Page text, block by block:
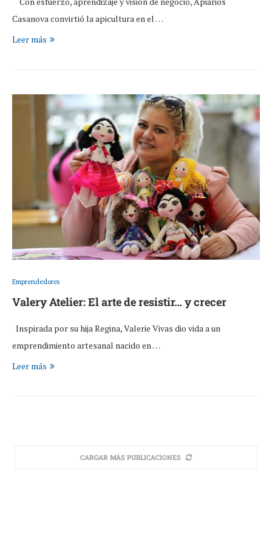
Casanova convirtió la apicultura en el …
Leer más
Emprendedores
Valery Atelier: El arte de resistir… y crecer
Inspirada por su hija Regina, Valerie Vivas dio vida a un
emprendimiento artesanal nacido en …
Leer más
CARGAR MÁS PUBLICACIONES